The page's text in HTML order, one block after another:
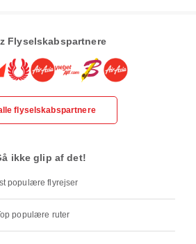
Flyselskabspartnere
flyselskabspartnere
ikke glip af det!
populære flyrejser
populære ruter